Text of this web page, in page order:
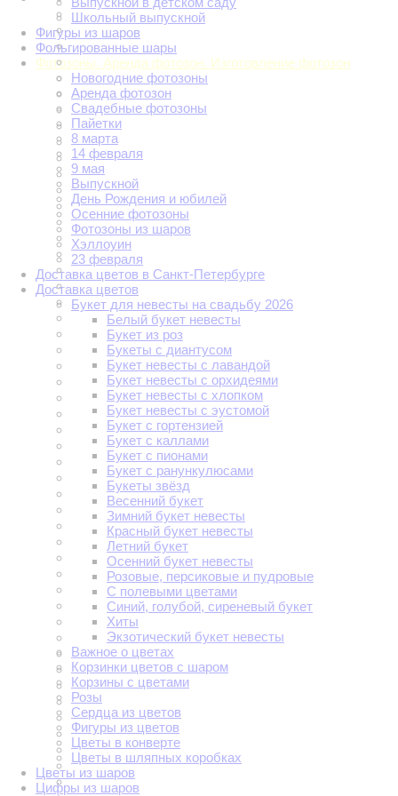
Школьный выпускной
Фигуры из шаров
Фольгированные шары
Фотозоны. Аренда фотозон. Изготовление фотозон
Новогодние фотозоны
Аренда фотозон
Свадебные фотозоны
Пайетки
8 марта
14 февраля
9 мая
Выпускной
День Рождения и юбилей
Осенние фотозоны
Фотозоны из шаров
Хэллоуин
23 февраля
Доставка цветов в Санкт-Петербурге
Доставка цветов
Букет для невесты на свадьбу 2026
Белый букет невесты
Букет из роз
Букеты с диантусом
Букет невесты с лавандой
Букет невесты с орхидеями
Букет невесты с хлопком
Букет невесты с эустомой
Букет с гортензией
Букет с каллами
Букет с пионами
Букет с ранункулюсами
Букеты звёзд
Весенний букет
Зимний букет невесты
Красный букет невесты
Летний букет
Осенний букет невесты
Розовые, персиковые и пудровые
С полевыми цветами
Синий, голубой, сиреневый букет
Хиты
Экзотический букет невесты
Важное о цветах
Корзинки цветов с шаром
Корзины с цветами
Розы
Сердца из цветов
Фигуры из цветов
Цветы в конверте
Цветы в шляпных коробках
Цветы из шаров
Цифры из шаров